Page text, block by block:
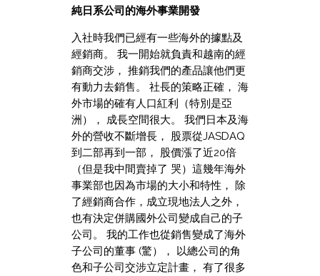
純日系公司的海外事業開發
入社時我們已經有一些海外的據點及
經銷商。 我一開始就負責和越南的經
銷商交涉， 推銷我們的產品讓他們更
有動力去銷售。 社長的策略正確， 海
外市場的確有人口紅利（特別是亞
洲）， 成長空間很大。 我們日本及海
外的營收不斷增長， 股票從JASDAQ
到二部再到一部， 股價漲了近20倍
（但是我中間賣掉了 哭）這幾年海外
事業部也因為市場的大小和特性， 除
了經銷商合作，成立現地法人之外，
也有決定併購國外公司變成自己的子
公司。 我的工作也從銷售變成了海外
子公司的董事 (驚）， 以總公司的角
色和子公司交涉立定計畫， 有了很多